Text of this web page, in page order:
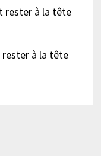
rester à la tête
à la tête